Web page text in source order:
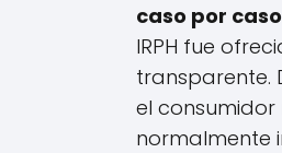
caso por caso
IRPH fue
transparente.
el consumidor
normalmente